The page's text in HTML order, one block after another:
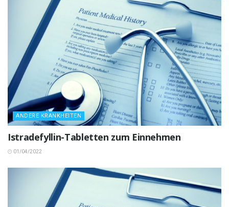
ANDERE KRANKHEITEN
Istradefyllin-Tabletten zum Einnehmen
01/04/2022